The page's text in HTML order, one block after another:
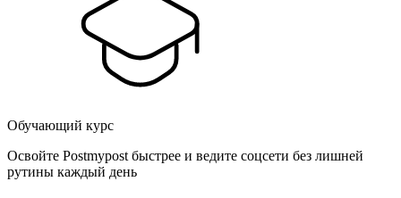
Обучающий курс
Освойте Postmypost быстрее и ведите соцсети без лишней
рутины каждый день